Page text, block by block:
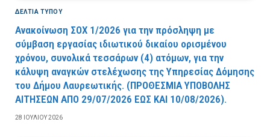
ΔΕΛΤΙΑ ΤΥΠΟΥ
Ανακοίνωση ΣΟΧ 1/2026 για την πρόσληψη με
σύμβαση εργασίας ιδιωτικού δικαίου ορισμένου
χρόνου, συνολικά τεσσάρων (4) ατόμων, για την
κάλυψη αναγκών στελέχωσης της Υπηρεσίας Δόμησης
του Δήμου Λαυρεωτικής. (ΠPOΘEΣMIA YΠOBOΛHΣ
AITHΣEΩN AΠO 29/07/2026 EΩΣ KAI 10/08/2026).
28 ΙΟΥΛΊΟΥ 2026